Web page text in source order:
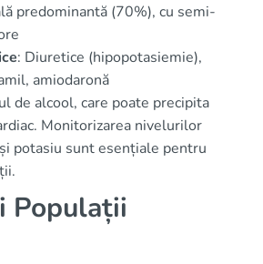
predominantă (70%), cu semi-
: Diuretice (hipopotasiemie),
amiodaronă
de alcool, care poate precipita
Monitorizarea nivelurilor
potasiu sunt esențiale pentru
Populații